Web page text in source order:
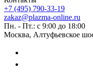
+7 (495) 790-33-19
zakaz@plazma-online.ru
Пн. - Пт.: с 9:00 до 18:00
Москва, Алтуфьевское